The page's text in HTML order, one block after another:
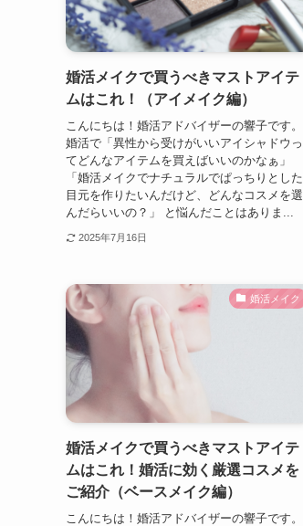
婚活メイクで買うべきマストアイテ
ムはこれ！（アイメイク編）
こんにちは！婚活アドバイザーの響子です。
婚活で「異性から受けがいいアイシャドウっ
てどんなアイテムを買えばいいのかなぁ」
「婚活メイクでナチュラルでぱっちりとした
目元を作りたいんだけど、どんなコスメを選
んだらいいの？」 と悩んだことはありま...
2025年7月16日
婚活メイク
婚活メイクで買うべきマストアイテ
ムはこれ！婚活に効く厳選コスメを
ご紹介（ベースメイク編）
こんにちは！婚活アドバイザーの響子です。